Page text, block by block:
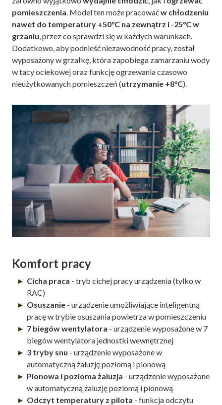
pomieszczenia. Model ten może pracowaćw chłodzeniu
nawet do temperatury +50°C na zewnątrz i -25°C w
grzaniu, przez co sprawdzi się w każdych warunkach.
Dodatkowo, aby podnieść niezawodność pracy, został
wyposażony w grzałkę, która zapobiega zamarzaniu wody
w tacy ociekowej oraz funkcję ogrzewania czasowo
nieużytkowanych pomieszczeń (utrzymanie +8°C).
Komfort pracy
Cicha praca - tryb cichej pracy urządzenia (tylko w
RAC)
Osuszanie - urządzenie umożliwiające inteligentną
pracę w trybie osuszania powietrza w pomieszczeniu
7 biegów wentylatora - urządzenie wyposażone w 7
biegów wentylatora jednostki wewnętrznej
3 tryby snu - urządzenie wyposażone w
automatyczną żaluzję poziomą i pionową
Pionowa i pozioma żaluzja - urządzenie wyposażone
w automatyczną żaluzję poziomą i pionową
Odczyt temperatury z pilota - funkcja odczytu